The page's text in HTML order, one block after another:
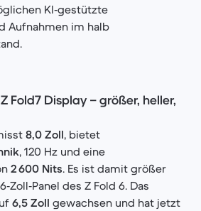
KI‑gestützte
Aufnahmen im halb
Fold7 Display – größer, heller,
8,0 Zoll, bietet
, 120 Hz und eine
2 600 Nits. Es ist damit größer
des Z Fold 6. Das
6,5 Zoll gewachsen und hat jetzt